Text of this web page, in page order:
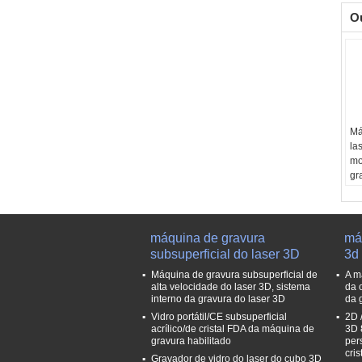
máquina de gravura
subsuperficial do laser 3D
Máquina de gravura subsuperficial de
alta velocidade do laser 3D, sistema
interno da gravura do laser 3D
Vidro portátil/CE subsuperficial
acrílico/de cristal FDA da máquina de
gravura habilitado
Gravador de vidro do laser do cubo 3D
3d
A
da
da
2D
3D